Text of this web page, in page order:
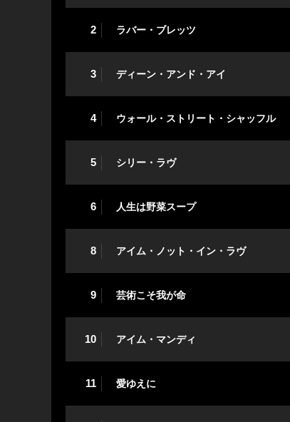
2 ラバー・ブレッツ
3 ディーン・アンド・アイ
4 ウォール・ストリート・シャッフル
5 シリー・ラヴ
6 人生は野菜スープ
8 アイム・ノット・イン・ラヴ
9 芸術こそ我が命
10 アイム・マンディ
11 愛ゆえに